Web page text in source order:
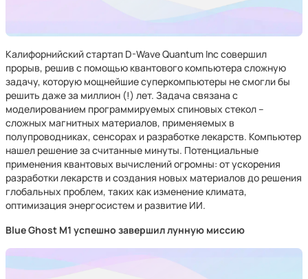
Калифорнийский стартап D-Wave Quantum Inc совершил
прорыв, решив с помощью квантового компьютера сложную
задачу, которую мощнейшие суперкомпьютеры не смогли бы
решить даже за миллион (!) лет. Задача связана с
моделированием программируемых спиновых стекол –
сложных магнитных материалов, применяемых в
полупроводниках, сенсорах и разработке лекарств. Компьютер
нашел решение за считанные минуты. Потенциальные
применения квантовых вычислений огромны: от ускорения
разработки лекарств и создания новых материалов до решения
глобальных проблем, таких как изменение климата,
оптимизация энергосистем и развитие ИИ.
Blue Ghost M1 успешно завершил лунную миссию